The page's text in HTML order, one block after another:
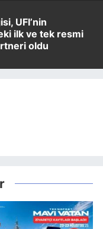
UFI’nin
ilk ve tek resmi
oldu